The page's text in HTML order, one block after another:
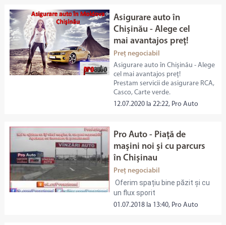
Asigurare auto în
Chişinău - Alege cel
mai avantajos preţ!
Preț negociabil
Asigurare auto în Chişinău - Alege
cel mai avantajos preţ!
Prestam servicii de asigurare RCA,
Casco, Carte verde.
12.07.2020 la 22:22, Pro Auto
Pro Auto - Piaţă de
maşini noi şi cu parcurs
în Chişinau
Preț negociabil
Oferim spațiu bine păzit și cu
un flux sporit
01.07.2018 la 13:40, Pro Auto